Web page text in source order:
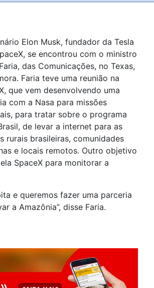
Elon Musk, fundador da Tesla
se encontrou com o ministro
das Comunicações, no Texas,
Faria teve uma reunião na
que vem desenvolvendo uma
com a Nasa para missões
para tratar sobre o programa
de levar a internet para as
rurais brasileiras, comunidades
e locais remotos. Outro objetivo
SpaceX para monitorar a
e queremos fazer uma parceria
a Amazônia”, disse Faria.